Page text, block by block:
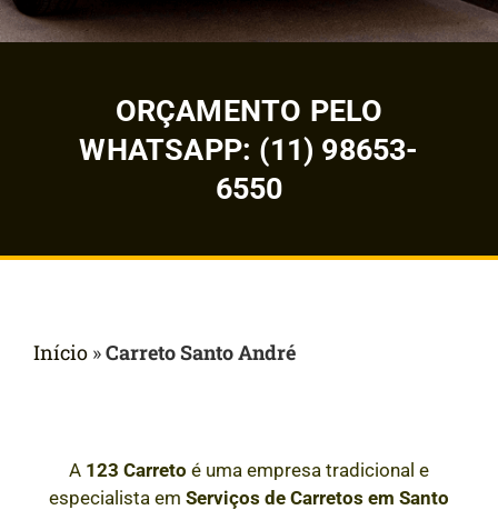
ORÇAMENTO PELO
WHATSAPP: (11) 98653-
6550
Início »Carreto Santo André
A 123 Carreto é uma empresa tradicional e
especialista em Serviços de Carretos em Santo